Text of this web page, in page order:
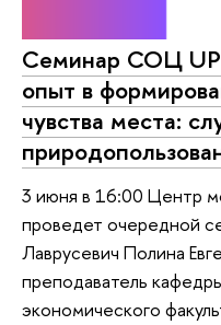
Семинар СОЦ
опыт в
чувства места:
3 июня в 16:00 Центр
проведет очередной
Лаврусевич Полина
преподаватель
экономического